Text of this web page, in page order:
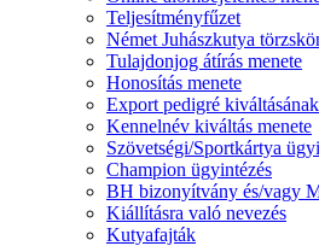
Teljesítményfűzet
Német Juhászkutya
Tulajdonjog átírás menete
Honosítás menete
Export pedigré
Kennelnév kiváltás menete
Szövetségi/Sportkártya
Champion ügyintézés
BH bizonyítvány és/vagy
Kiállításra való nevezés
Kutyafajták